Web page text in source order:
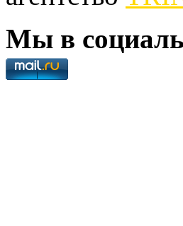
Мы в